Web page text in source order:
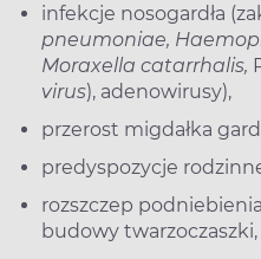
infekcje nosogardła
pneumoniae,
Moraxella catarrhalis,
virus), adenowirusy),
przerost migdałka
predyspozycje
rozszczep
budowy twarzoczaszki,